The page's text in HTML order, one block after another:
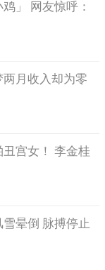
」 网友惊呼：
月收入却为零
丑宫女！ 李金桂
晕倒 脉搏停止